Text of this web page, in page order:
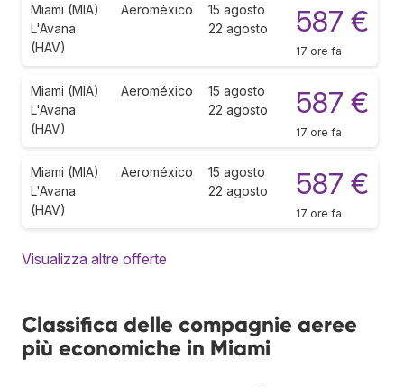
Miami (MIA)
L'Avana
(HAV)
Aeroméxico
15 agosto
22 agosto
587 €
17 ore fa
Miami (MIA)
L'Avana
(HAV)
Aeroméxico
15 agosto
22 agosto
587 €
17 ore fa
Miami (MIA)
L'Avana
(HAV)
Aeroméxico
15 agosto
22 agosto
587 €
17 ore fa
Visualizza altre offerte
Classifica delle compagnie aeree
più economiche in Miami